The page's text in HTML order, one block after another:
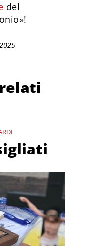
del